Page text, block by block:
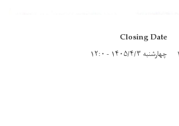
Closing Date
چهارشنبه ۱۴۰۵/۴/۳ - ۱۲:۰